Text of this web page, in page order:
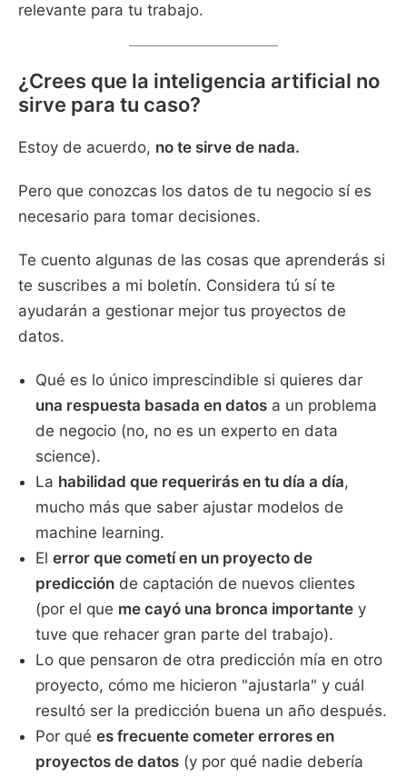
relevante para tu trabajo.
¿Crees que la inteligencia artificial no
sirve para tu caso?
Estoy de acuerdo, no te sirve de nada.
Pero que conozcas los datos de tu negocio sí es
necesario para tomar decisiones.
Te cuento algunas de las cosas que aprenderás si
te suscribes a mi boletín. Considera tú sí te
ayudarán a gestionar mejor tus proyectos de
datos.
Qué es lo único imprescindible si quieres dar
una respuesta basada en datos a un problema
de negocio (no, no es un experto en data
science).
La habilidad que requerirás en tu día a día,
mucho más que saber ajustar modelos de
machine learning.
Elerror que cometí en un proyecto de
predicción de captación de nuevos clientes
(por el que me cayó una bronca importante y
tuve que rehacer gran parte del trabajo).
Lo que pensaron de otra predicción mía en otro
proyecto, cómo me hicieron "ajustarla" y cuál
resultó ser la predicción buena un año después.
Por quées frecuente cometer errores en
proyectos de datos (y por qué nadie debería